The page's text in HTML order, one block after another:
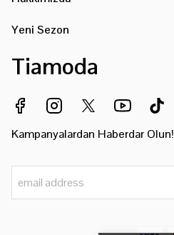
Yeni Sezon
Tiamoda
Kampanyalardan Haberdar Olun!